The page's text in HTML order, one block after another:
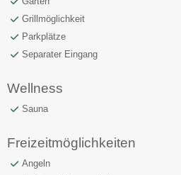
Grillmöglichkeit
Parkplätze
Separater Eingang
Wellness
Sauna
Freizeitmöglichkeiten
Angeln